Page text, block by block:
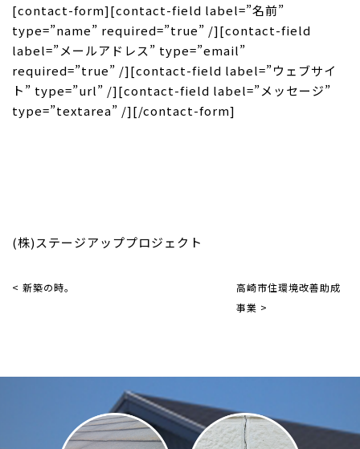
[contact-form][contact-field label=”名前”
type=”name” required=”true” /][contact-field
label=”メールアドレス” type=”email”
required=”true” /][contact-field label=”ウェブサイ
ト” type=”url” /][contact-field label=”メッセージ”
type=”textarea” /][/contact-form]
(株)ステージアッププロジェクト
< 新築の時。
高崎市住環境改善助成
事業 >